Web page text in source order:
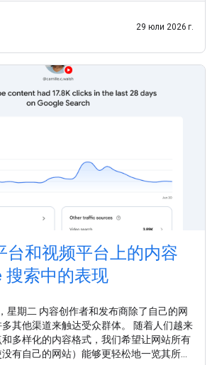
利用这些全新的数据洞见。今天，我们还发
29 юли 2026 г.
台和视频平台上的内容
索中的表现
星期二 内容创作者和发布商除了自己的网
其他渠道来触达受众群体。 随着人们越来
多样化的内容格式，我们希望让网站所有
有自己的网站）能够更轻松地一览其所有